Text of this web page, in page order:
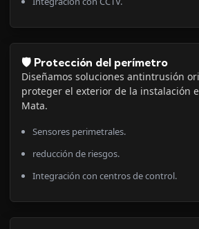
🛡️ Protección del perímetro
Diseñamos soluciones antintrusión
proteger el exterior de la instalación
Mata.
Sensores perimetrales.
reducción de riesgos.
Integración con centros de control.